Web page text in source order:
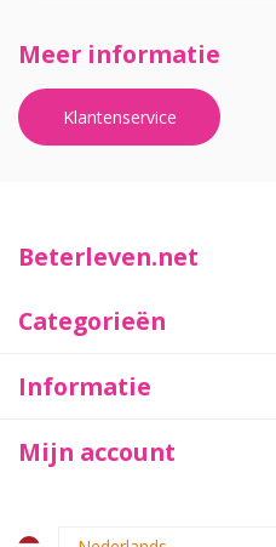
Meer informatie
Klantenservice
Beterleven.net
Categorieën
Informatie
Mijn account